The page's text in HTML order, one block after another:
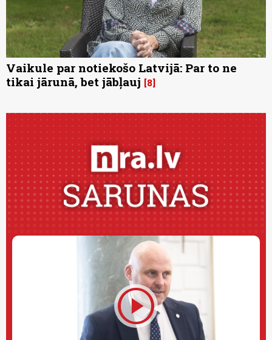
Vaikule par notiekošo Latvijā: Par to ne
tikai jārunā, bet jābļauj 8
play_circle